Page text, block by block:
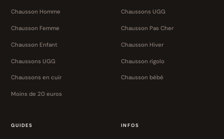
Chausson Homme
Chausson Femme
Chausson Enfant
Chaussons UGG
Chaussons en cuir
Moins de 20 euros
Chaussons UGG
Chausson Pas Cher
Chausson Hiver
Chausson rigolo
Chausson bébé
GUIDES INFOS